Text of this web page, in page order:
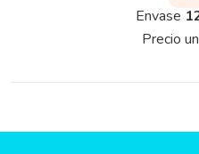
Envase
Precio